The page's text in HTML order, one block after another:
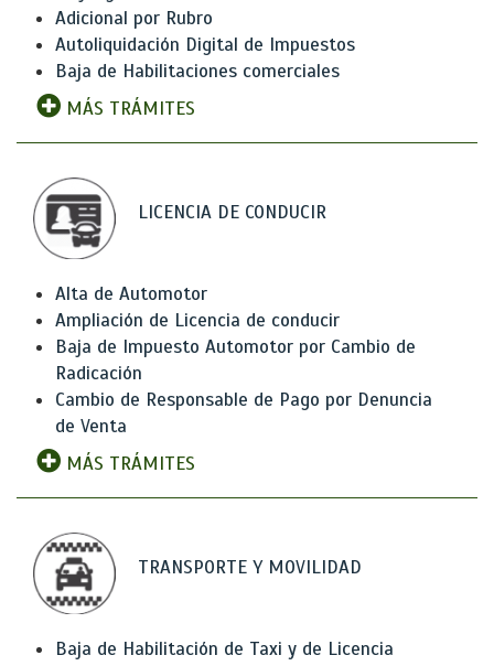
Adicional por Rubro
Autoliquidación Digital de Impuestos
Baja de Habilitaciones comerciales
MÁS TRÁMITES
LICENCIA DE CONDUCIR
Alta de Automotor
Ampliación de Licencia de conducir
Baja de Impuesto Automotor por Cambio de
Radicación
Cambio de Responsable de Pago por Denuncia
de Venta
MÁS TRÁMITES
TRANSPORTE Y MOVILIDAD
Baja de Habilitación de Taxi y de Licencia